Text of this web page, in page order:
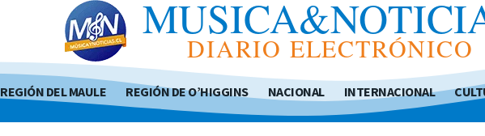
DIARIO ELECTRÓNICO
REGIÓN DEL MAULE REGIÓN DE O’HIGGINS NACIONAL INTERNACIONAL